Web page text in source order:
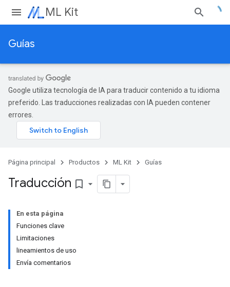
ML Kit
Guías
Google utiliza tecnología de IA para traducir contenido a tu idioma
preferido. Las traducciones realizadas con IA pueden contener
errores.
Página principal Productos ML Kit Guías
Traducción bookmark_border
En esta página
Funciones clave
Limitaciones
lineamientos de uso
Envía comentarios